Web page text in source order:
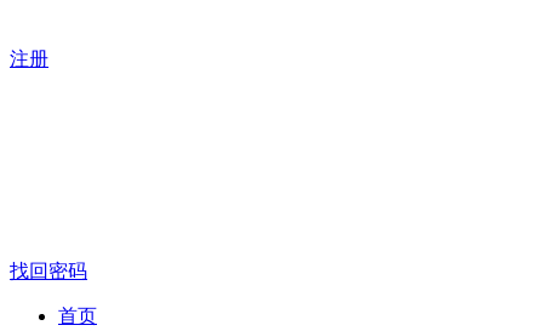
注册
找回密码
首页